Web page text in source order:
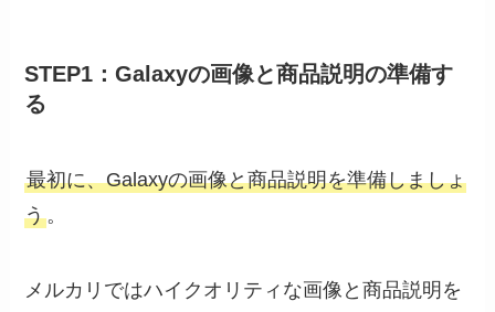
STEP1：Galaxyの画像と商品説明の準備す
る
最初に、Galaxyの画像と商品説明を準備しましょ
う。
メルカリではハイクオリティな画像と商品説明を